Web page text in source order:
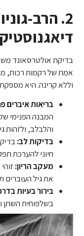
2. הרב-
בדיקת אולטרסאונד
אמת של רקמות רכות,
וללא קרינה. היא
בריאות איברים
המבנה הפנימי
והלבלב, ולזהות
בדיקות לב:
חיוני להערכת
מעקב הריון:
את גיל העוברים
בירור בעיות
בשלפוחית השתן